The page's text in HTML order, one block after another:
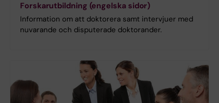
Forskarutbildning (engelska sidor)
Information om att doktorera samt intervjuer med
nuvarande och disputerade doktorander.